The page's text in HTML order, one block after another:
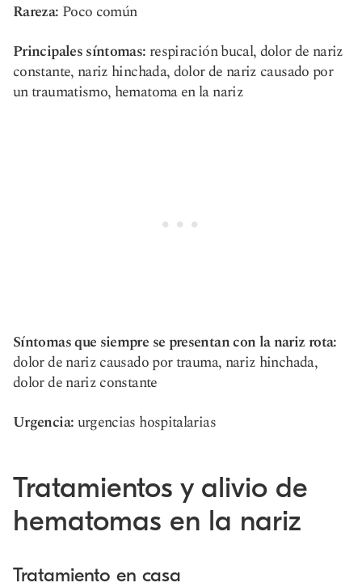
Rareza: Poco común
Principales síntomas: respiración bucal, dolor de nariz
constante, nariz hinchada, dolor de nariz causado por
un traumatismo, hematoma en la nariz
Síntomas que siempre se presentan con la nariz rota:
dolor de nariz causado por trauma, nariz hinchada,
dolor de nariz constante
Urgencia:urgencias hospitalarias
Tratamientos y alivio de
hematomas en la nariz
Tratamiento en casa